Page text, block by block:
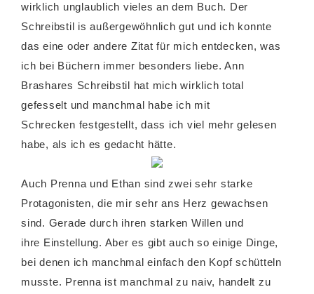
wirklich unglaublich vieles an dem Buch. Der
Schreibstil is außergewöhnlich gut und ich konnte
das eine oder andere Zitat für mich entdecken, was
ich bei Büchern immer besonders liebe. Ann
Brashares Schreibstil hat mich wirklich total
gefesselt und manchmal habe ich mit
Schrecken festgestellt, dass ich viel mehr gelesen
habe, als ich es gedacht hätte.
Auch Prenna und Ethan sind zwei sehr starke
Protagonisten, die mir sehr ans Herz gewachsen
sind. Gerade durch ihren starken Willen und
ihre Einstellung. Aber es gibt auch so einige Dinge,
bei denen ich manchmal einfach den Kopf schütteln
musste. Prenna ist manchmal zu naiv, handelt zu